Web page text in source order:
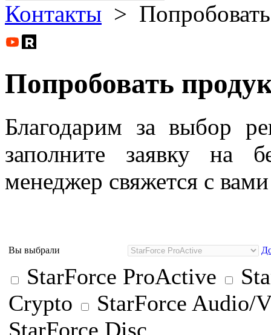
Контакты >
Попробовать
Благодарим за выбор
заполните заявку на
менеджер свяжется с
Вы выбрали
StarForce ProActive
Crypto
StarForce Audio/
StarForce Disc